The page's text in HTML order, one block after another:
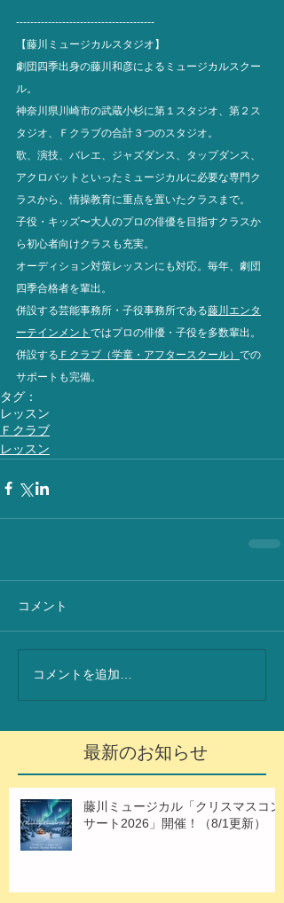
---------------------------------------
【藤川ミュージカルスタジオ】
劇団四季出身の藤川和彦によるミュージカルスクー
ル。
神奈川県川崎市の武蔵小杉に第１スタジオ、第２ス
タジオ、Ｆクラブの合計３つのスタジオ。
歌、演技、バレエ、ジャズダンス、タップダンス、
アクロバットといったミュージカルに必要な専門ク
ラスから、情操教育に重点を置いたクラスまで。
子役・キッズ〜大人のプロの俳優を目指すクラスか
ら初心者向けクラスも充実。
オーディション対策レッスンにも対応。毎年、劇団
四季合格者を輩出。
併設する芸能事務所・子役事務所である藤川エンタ
ーテインメント ではプロの俳優・子役を多数輩出。
併設する Ｆクラブ（学童・アフタースクール） での
サポートも完備。
タグ：
レッスン
Ｆクラブ
レッスン
コメント
コメントを追加…
最新のお知らせ
藤川ミュージカル「クリスマスコン
サート2026」開催！（8/1更新）